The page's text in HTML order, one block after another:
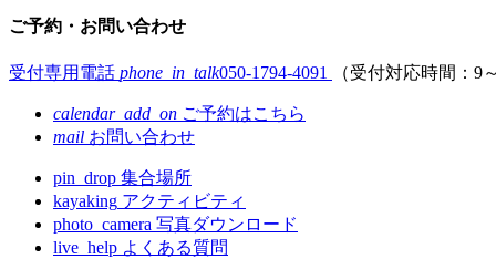
ご予約・お問い合わせ
受付専用電話 phone_in_talk050-1794-4091 （受付対応時間：9
calendar_add_on ご予約はこちら
mail お問い合わせ
pin_drop 集合場所
kayaking アクティビティ
photo_camera 写真ダウンロード
live_help よくある質問